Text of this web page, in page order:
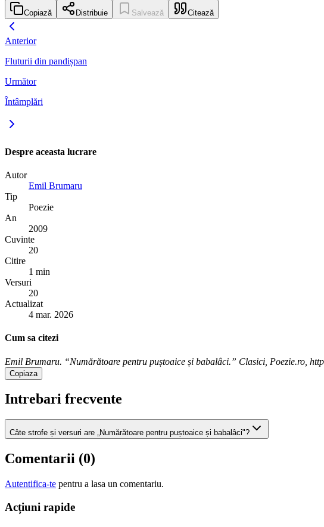
Copiază Distribuie Salvează Citează
Anterior
Fluturii din pandișpan
Următor
Întâmplări
Despre aceasta lucrare
Autor
Emil Brumaru
Tip
Poezie
An
2009
Cuvinte
20
Citire
1 min
Versuri
20
Actualizat
4 mar. 2026
Cum sa citezi
Emil Brumaru. “Numărătoare pentru puștoaice și babalâci.” Clasici, Poezie.ro,
Copiaza
Intrebari frecvente
Câte strofe și versuri are „Numărătoare pentru puștoaice și babalâci"?
Comentarii (0)
Autentifica-te pentru a lasa un comentariu.
Acțiuni rapide